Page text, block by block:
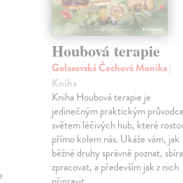
Houbová terapie
Golasovská Čechová Monika|
Kniha
Kniha Houbová terapie je
jedinečným praktickým
světem léčivých hub, které
přímo kolem nás. Ukáže vám, jak
běžné druhy správně poznat,
zpracovat, a především jak z nich